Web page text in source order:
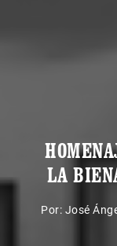
LA
Por: José